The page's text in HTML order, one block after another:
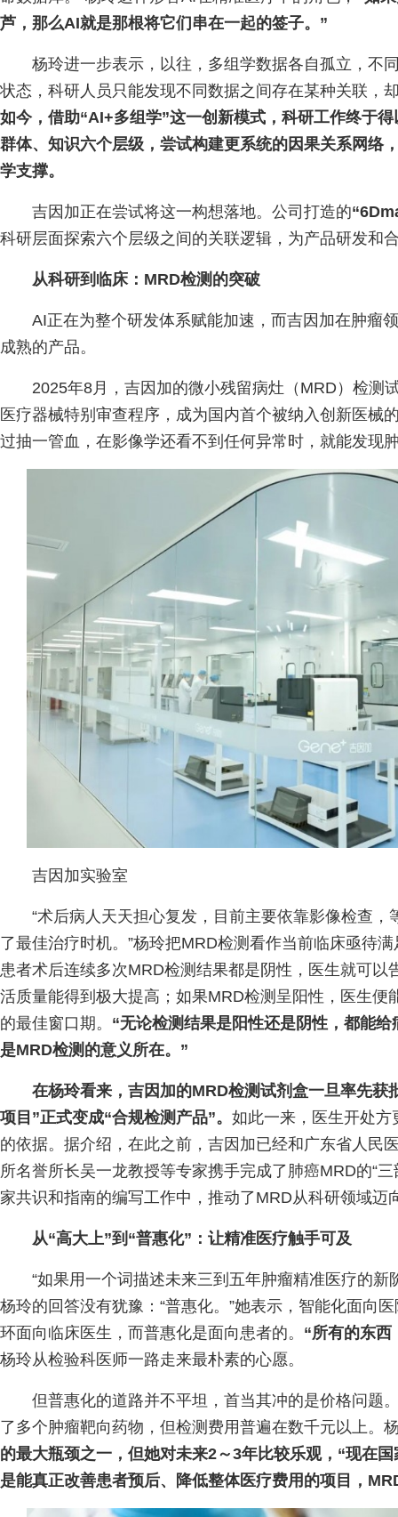
芦，那么AI就是那根将它们串在一起的签子。”
杨玲进一步表示，以往，多组学数据各自孤立，不
状态，科研人员只能发现不同数据之间存在某种关联，
如今，借助“AI+多组学”这一创新模式，科研工作终于
群体、知识六个层级，尝试构建更系统的因果关系网络
学支撑。
吉因加正在尝试将这一构想落地。公司打造的
科研层面探索六个层级之间的关联逻辑，为产品研发和
从科研到临床：MRD检测的突破
AI正在为整个研发体系赋能加速，而吉因加在肿瘤
成熟的产品。
2025年8月，吉因加的微小残留病灶（MRD）检测
医疗器械特别审查程序，成为国内首个被纳入创新医械
过抽一管血，在影像学还看不到任何异常时，就能发现
吉因加实验室
“术后病人天天担心复发，目前主要依靠影像检查
了最佳治疗时机。”杨玲把MRD检测看作当前临床亟待
患者术后连续多次MRD检测结果都是阴性，医生就可以
活质量能得到极大提高；如果MRD检测呈阳性，医生便
的最佳窗口期。 “无论检测结果是阳性还是阴性，都能
是MRD检测的意义所在。”
在杨玲看来，吉因加的MRD检测试剂盒一旦率先获
项目”正式变成“合规检测产品”。 如此一来，医生开处
的依据。据介绍，在此之前，吉因加已经和广东省人民
所名誉所长吴一龙教授等专家携手完成了肺癌MRD的“
家共识和指南的编写工作中，推动了MRD从科研领域迈
从“高大上”到“普惠化”：让精准医疗触手可及
“如果用一个词描述未来三到五年肿瘤精准医疗的新
杨玲的回答没有犹豫：“普惠化。”她表示，智能化面向
环面向临床医生，而普惠化是面向患者的。 “所有的东西
杨玲从检验科医师一路走来最朴素的心愿。
但普惠化的道路并不平坦，首当其冲的是价格问题
了多个肿瘤靶向药物，但检测费用普遍在数千元以上。
的最大瓶颈之一，但她对未来2～3年比较乐观，“现在
是能真正改善患者预后、降低整体医疗费用的项目，